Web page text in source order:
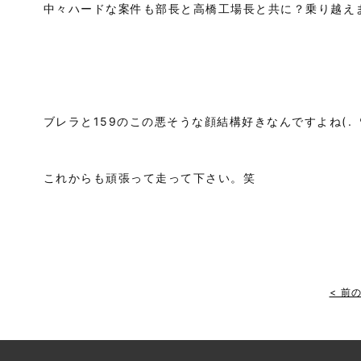
中々ハードな案件も部長と高橋工場長と共に？乗り越え
ブレラと159のこの悪そうな顔結構好きなんですよね(⁠.⁠
これからも頑張って走って下さい。笑
< 前